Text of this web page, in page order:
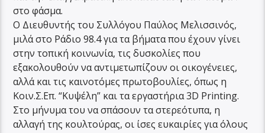
στο φάσμα.
Ο Διευθυντής του Συλλόγου Παύλος Μελισσινός,
μιλά στο Ράδιο 98.4 για τα βήματα που έχουν γίνει
στην τοπική κοινωνία, τις δυσκολίες που
εξακολουθούν να αντιμετωπίζουν οι οικογένειες,
αλλά και τις καινοτόμες πρωτοβουλίες, όπως η
Κοιν.Σ.Επ. “Κυψέλη” και τα εργαστήρια 3D Printing.
Στο μήνυμα του να σπάσουν τα στερεότυπα, η
αλλαγή της κουλτούρας, οι ίσες ευκαιρίες για όλους